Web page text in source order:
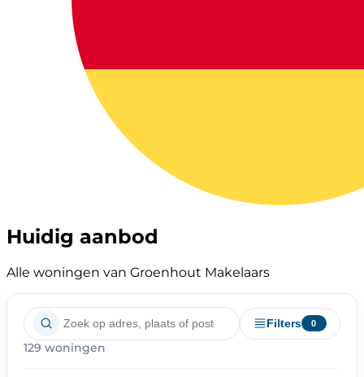
Huidig aanbod
Alle woningen van Groenhout Makelaars
Filters 0
129 woningen